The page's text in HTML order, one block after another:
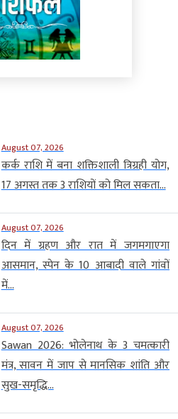
August 07, 2026
कर्क राशि में बना शक्तिशाली त्रिग्रही योग,
17 अगस्त तक 3 राशियों को मिल सकता...
August 07, 2026
दिन में ग्रहण और रात में जगमगाएगा
आसमान, स्पेन के 10 आबादी वाले गांवों
में...
August 07, 2026
Sawan 2026: भोलेनाथ के 3 चमत्कारी
मंत्र, सावन में जाप से मानसिक शांति और
सुख-समृद्धि...